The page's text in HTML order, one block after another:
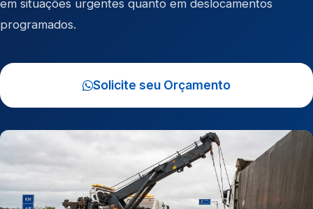
em situações urgentes quanto em deslocamentos
programados.
Solicite seu Orçamento